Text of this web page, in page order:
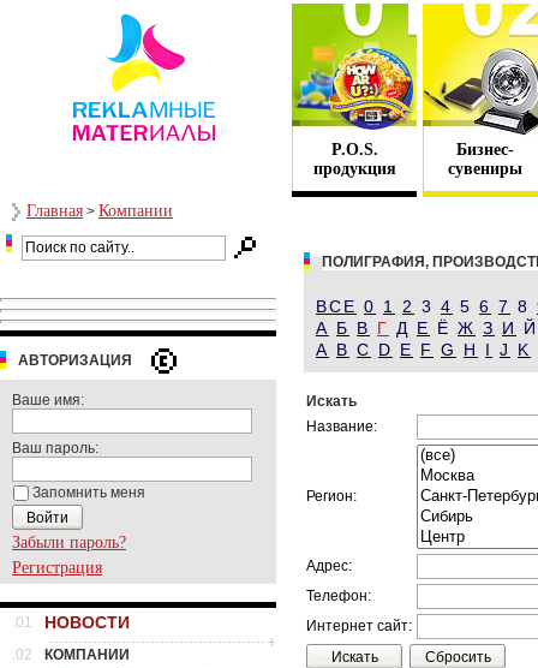
P.O.S.
продукция
Бизнес-
сувениры
Главная > Компании
АВТОРИЗАЦИЯ
Ваше имя:
Ваш пароль:
Запомнить меня
Забыли пароль?
Регистрация
.01 НОВОСТИ
.02
КОМПАНИИ
ПОЛИГРАФИЯ,
ВСЕ 0 1 2 3 4 5 6 7 8
А Б В Г Д Е Ё Ж З И
A B C D E F G H I J K
Искать
Название:
Регион:
Адрес:
Телефон:
Интернет сайт: